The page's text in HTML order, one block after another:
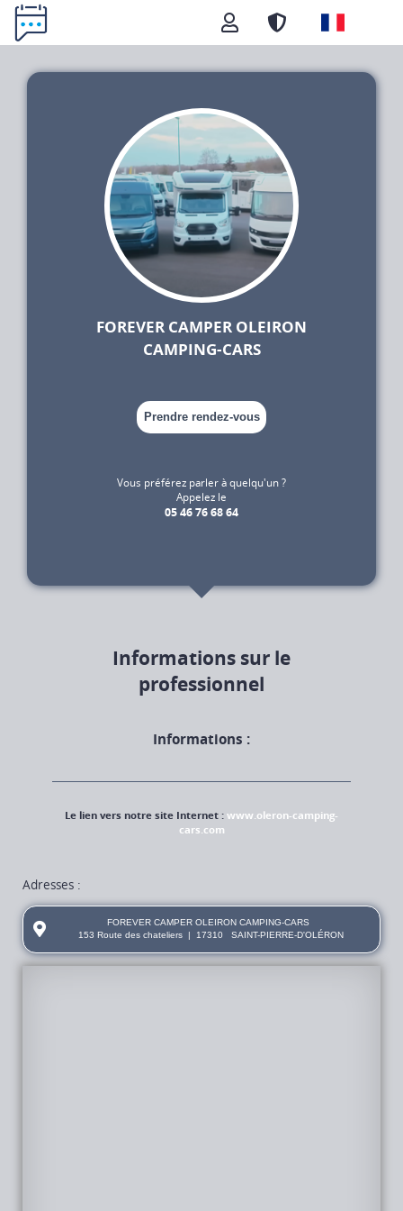
FOREVER CAMPER OLEIRON
CAMPING-CARS
Prendre rendez-vous
Vous préférez parler à quelqu'un ?
Appelez le
05 46 76 68 64
Informations sur le
professionnel
Informations :
Le lien vers notre site Internet :www.oleron-camping-
cars.com
Adresses :
FOREVER CAMPER OLEIRON CAMPING-CARS
153 Route des chateliers |17310 SAINT-PIERRE-D'OLÉRON